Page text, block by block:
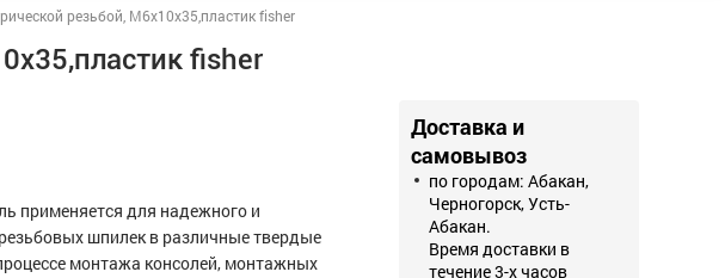
резьбой, М6х10х35,пластик fisher
fisher
применяется для надежного и
шпилек в различные твердые
монтажа консолей, монтажных
Доставка и
самовывоз
по городам: Абакан,
Черногорск, Усть-
Абакан.
Время доставки в
течение 3-х часов